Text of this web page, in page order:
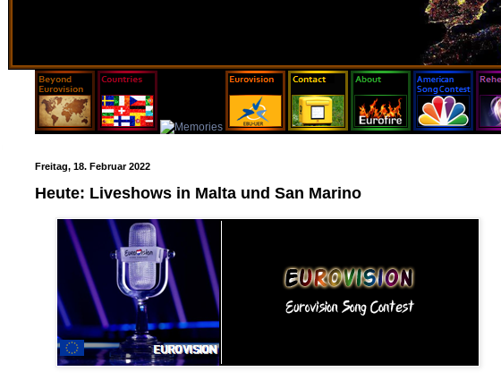
Freitag, 18. Februar 2022
Heute: Liveshows in Malta und San Marino